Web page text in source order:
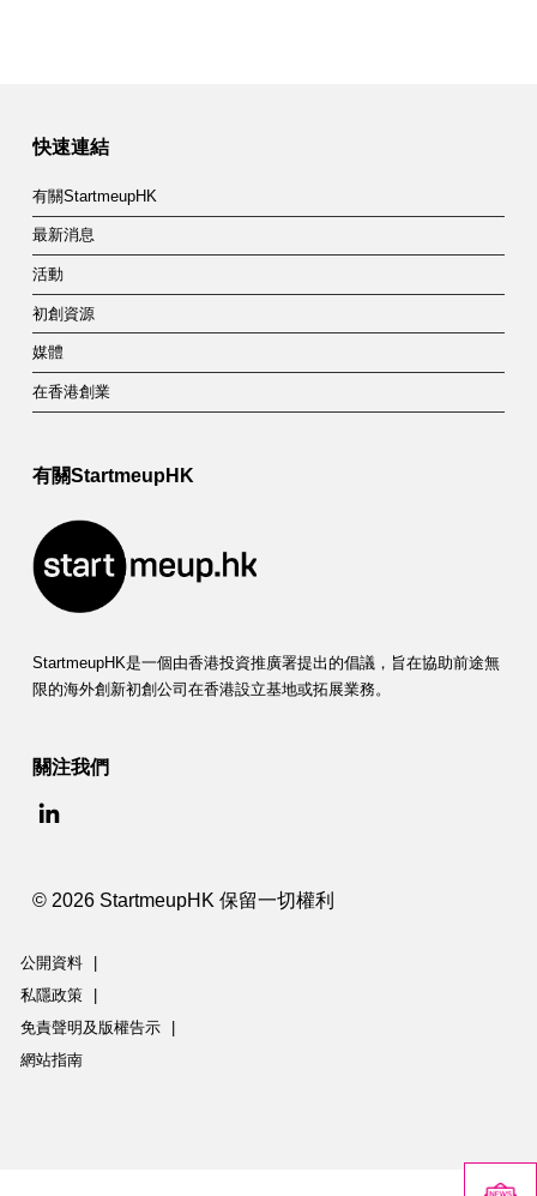
快速連結
有關StartmeupHK
最新消息
活動
初創資源
媒體
在香港創業
有關StartmeupHK
StartmeupHK是一個由香港投資推廣署提出的倡議，旨在協助前途無
限的海外創新初創公司在香港設立基地或拓展業務。
關注我們
© 2026 StartmeupHK 保留一切權利
公開資料
私隱政策
免責聲明及版權告示
網站指南